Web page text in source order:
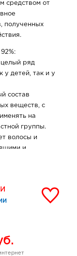
средством от
полученных
целый ряд
у детей, так и у
состав
веществ, с
на
группы.
волосы и
и